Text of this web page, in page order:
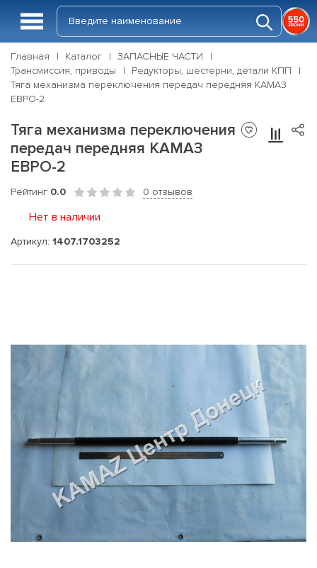
Главная Каталог
ЗАПАСНЫЕ ЧАСТИ
Трансмиссия, приводы
Редукторы, шестерни, детали КПП
Тяга механизма переключения передач передняя КАМАЗ
ЕВРО-2
Тяга механизма переключения
передач передняя КАМАЗ
ЕВРО-2
Рейтинг 0.0 0 отзывов
Нет в наличии
Артикул: 1407.1703252